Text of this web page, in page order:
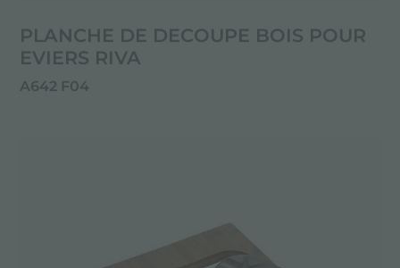
PLANCHE DE DECOUPE BOIS POUR
EVIERS RIVA
A642 F04